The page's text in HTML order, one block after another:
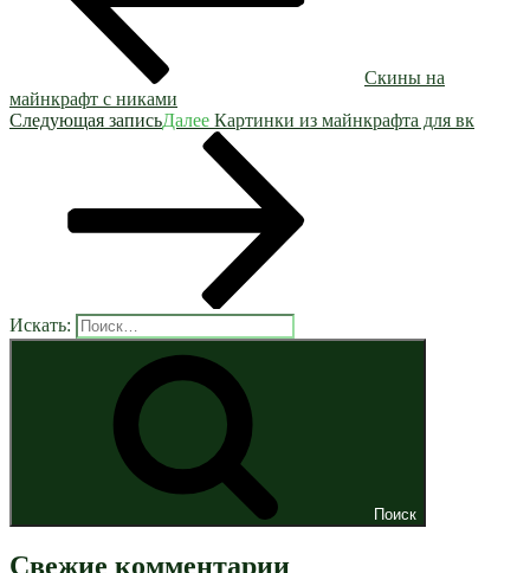
Скины на
майнкрафт с никами
Следующая записьДалее Картинки из майнкрафта для вк
Искать:
Поиск
Свежие комментарии